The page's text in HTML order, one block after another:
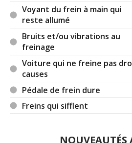
Voyant du frein à main qui
reste allumé
Bruits et/ou vibrations au
freinage
Voiture qui ne freine pas
causes
Pédale de frein dure
Freins qui sifflent
NOUVEAUTÉS